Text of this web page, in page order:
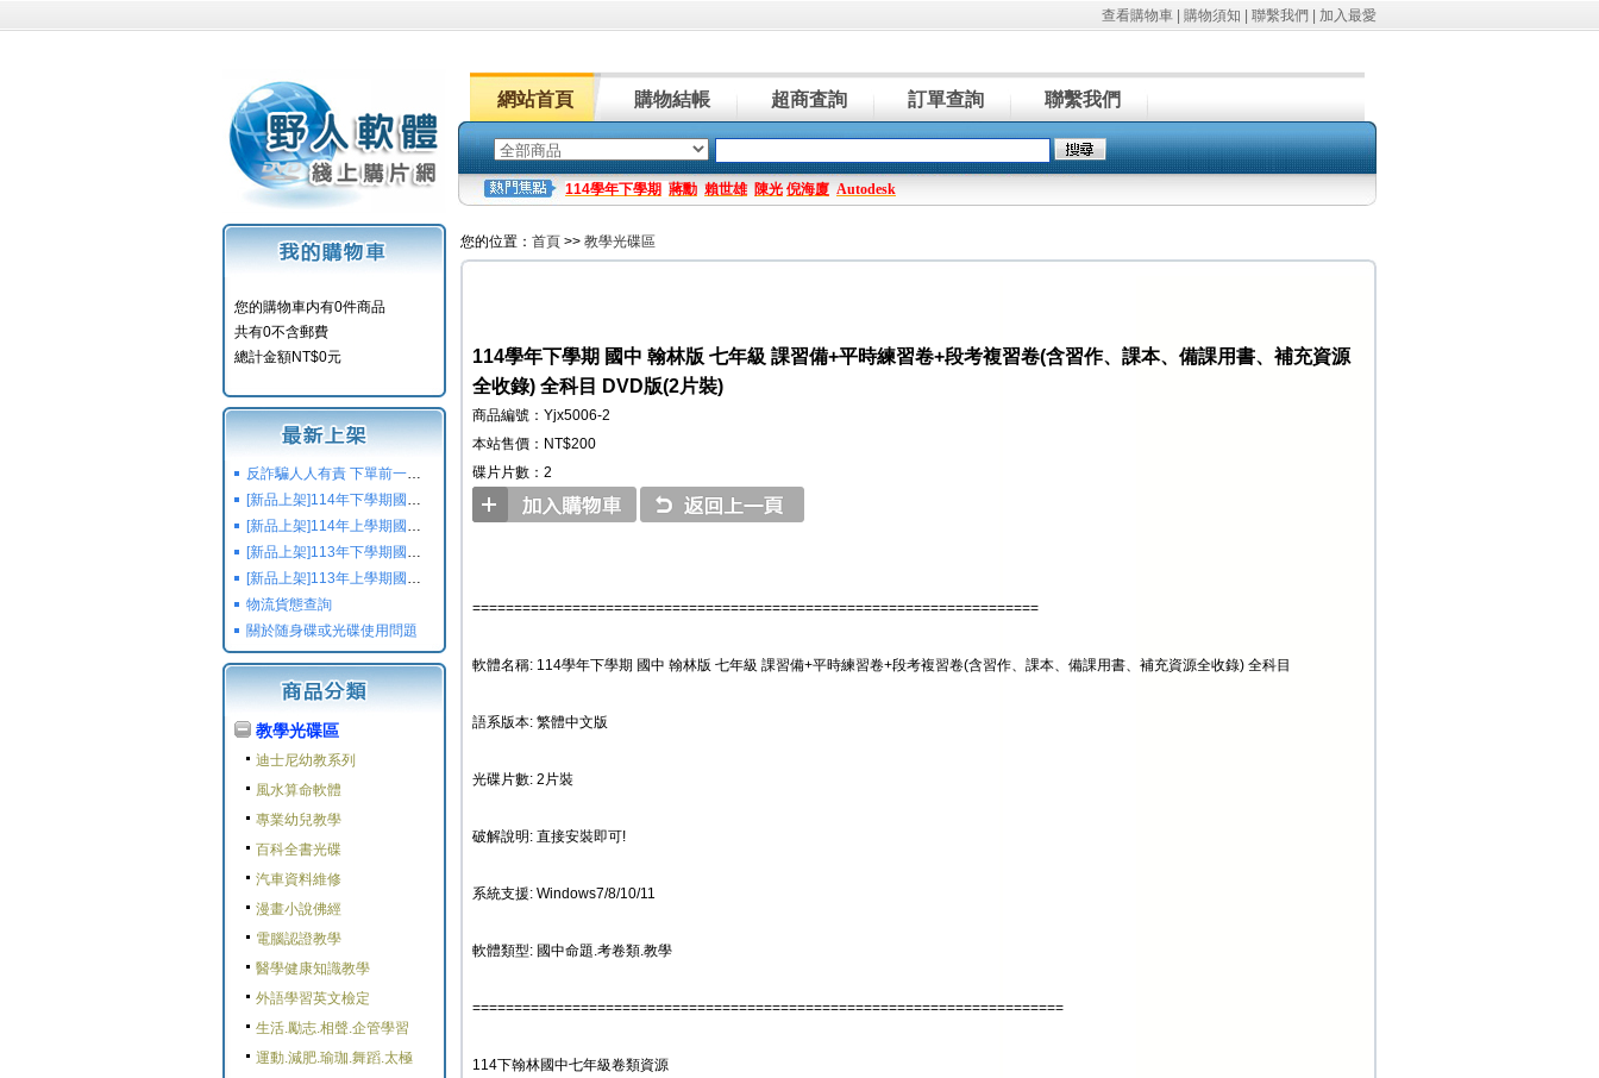
查看購物車 購物須知 聯繫我們 加入最愛
網站首頁 購物結帳 超商査詢 訂單查詢 聯繫我們
114學年下學期 蔣勳 賴世雄 陳光 倪海廈 Autodesk
您的購物車内有0件商品
共有0不含郵費
總計金額NT$0元
反詐騙人人有責 下單前一定要注意
[新品上架]114年下學期國小國中高中命題光碟,校用卷,習作
[新品上架]114年上學期國小國中高中命題光碟,校用卷,習作
[新品上架]113年下學期國小國中高中命題光碟,校用卷,習作
[新品上架]113年上學期國小國中高中命題光碟,校用卷,習作
物流貨態查詢
關於随身碟或光碟使用問題
教學光碟區
迪士尼幼教系列
風水算命軟體
專業幼兒教學
百科全書光碟
汽車資料維修
漫畫小說佛經
電腦認證教學
醫學健康知識教學
外語學習英文檢定
生活.勵志.相聲.企管學習
運動.減肥.瑜珈.舞蹈.太極
您的位置： 首頁 >> 教學光碟區
114學年下學期 國中 翰林版 七年級 課習備+平時練習卷+段考複習卷(含習作、課本、備課用書、補充資源
全收錄) 全科目 DVD版(2片裝)
商品編號：Yjx5006-2
本站售價：NT$200
碟片片數：2
====================================================================
軟體名稱: 114學年下學期 國中 翰林版 七年級 課習備+平時練習卷+段考複習卷(含習作、課本、備課用書、補充資源全收錄) 全科目
語系版本: 繁體中文版
光碟片數: 2片裝
破解說明: 直接安裝即可!
系統支援: Windows7/8/10/11
軟體類型: 國中命題.考卷類.教學
=======================================================================
114下翰林國中七年級卷類資源